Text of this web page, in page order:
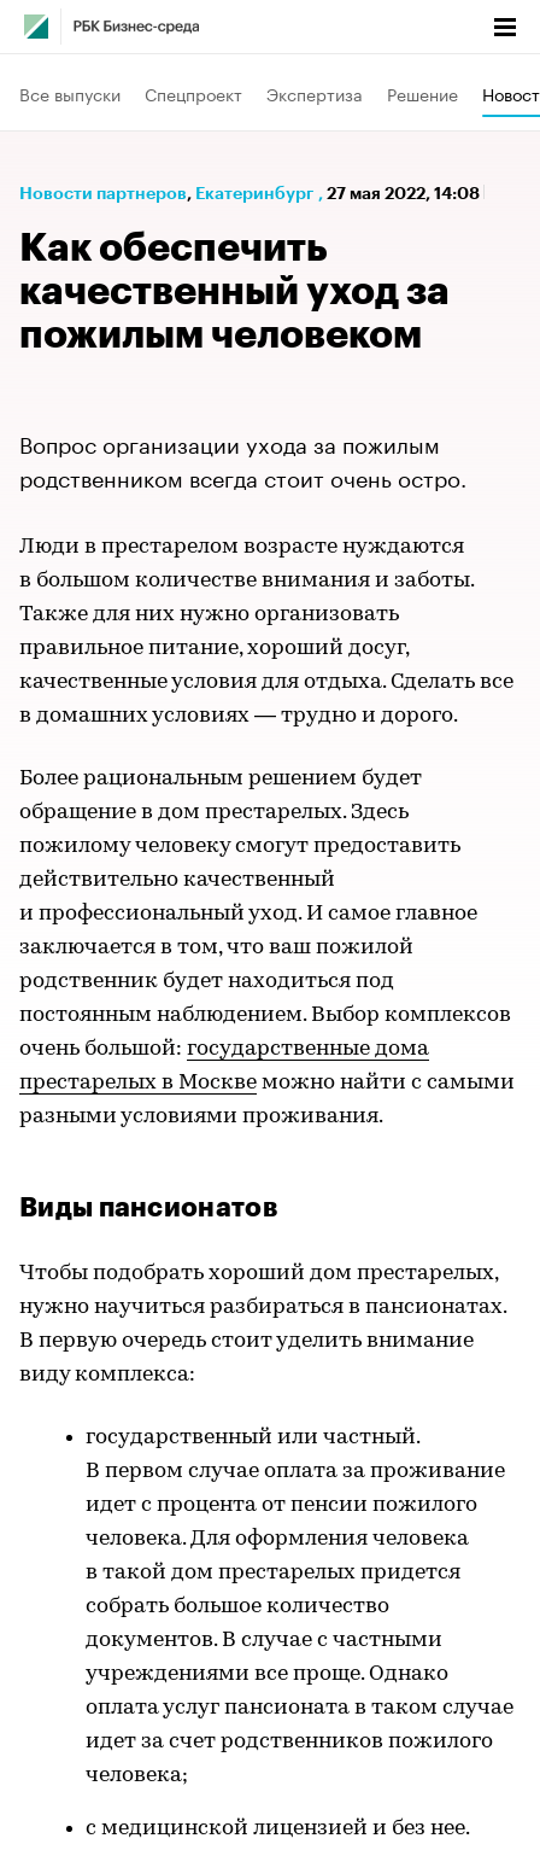
Все выпуски Спецпроект Экспертиза Решение
Новости партнеров⁠, Екатеринбург , 27 мая 2022, 14:08
Как обеспечить
качественный уход за
пожилым человеком
Вопрос организации ухода за пожилым
родственником всегда стоит очень остро.
Люди в престарелом возрасте нуждаются
в большом количестве внимания и заботы.
Также для них нужно организовать
правильное питание, хороший досуг,
качественные условия для отдыха. Сделать все
в домашних условиях — трудно и дорого.
Более рациональным решением будет
обращение в дом престарелых. Здесь
пожилому человеку смогут предоставить
действительно качественный
и профессиональный уход. И самое главное
заключается в том, что ваш пожилой
родственник будет находиться под
постоянным наблюдением. Выбор комплексов
очень большой: государственные дома
престарелых в Москве можно найти с самыми
разными условиями проживания.
Виды пансионатов
Чтобы подобрать хороший дом престарелых,
нужно научиться разбираться в пансионатах.
В первую очередь стоит уделить внимание
виду комплекса:
государственный или частный.
В первом случае оплата за проживание
идет с процента от пенсии пожилого
человека. Для оформления человека
в такой дом престарелых придется
собрать большое количество
документов. В случае с частными
учреждениями все проще. Однако
оплата услуг пансионата в таком случае
идет за счет родственников пожилого
человека;
с медицинской лицензией и без нее.